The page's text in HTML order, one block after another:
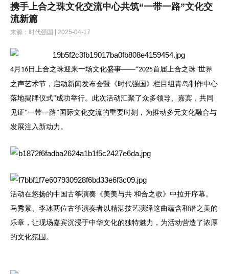
携手上合之珠文化交流中心共筑“一带一路”文化交
流新篇
来源：时代强国 | 2025-04-17
4 月 16日上合之珠迎来一场文化盛事——“2025首届上合之珠·世界
之声艺术节，启动新闻发布会暨《时代强国》栏目组青岛制作中心
落地揭牌仪式”成功举行。此次活动汇聚了众多领导、嘉宾，共同
见证“一带一路”国际文化交流的重要时刻，为推动多元文化融合与
发展注入新动力。
活动在悠扬的中国古筝演奏《美美与共 和合之歌》中拉开序幕。
马秀景、李冰两位古筝演奏者以精湛技艺演绎这曲蕴含和谐之美的
乐章，让现场嘉宾沉浸于中华文化的独特魅力，为活动营造了浓厚
的文化氛围。